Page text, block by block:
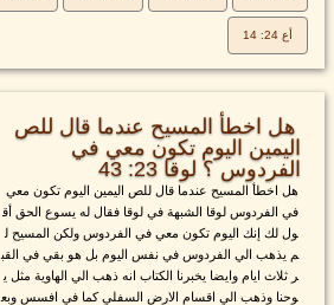
أع 24: 14
هل اخطأ المسيح عندما قال للص
اليمين اليوم تكون معي في
الفردوس ؟ لوقا 23: 43
هل اخطأ المسيح عندما قال للص اليمين اليوم تكون معي
في الفردوس لوقا الشبهة في لوقا فقال له يسوع الحق أق
ول لك إنك اليوم تكون معي في الفردوس ولكن المسيح ل
م يذهب الي الفردوس في نفس اليوم بل هو بقي في القب
ر ثلاث ايام وايضا يخبرنا الكتاب انه ذهب الي الهاوية مثل ي
وحنا وذهب الي اقسام الارض السفلي كما في افسس وبع